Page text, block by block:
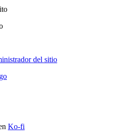
del sitio
Ko-fi